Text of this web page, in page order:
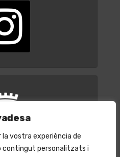
vostra experiència de
contingut personalitzats i